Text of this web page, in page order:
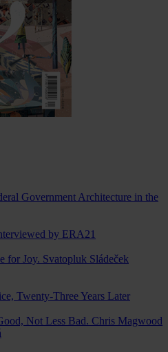
Government Architecture in the
by ERA21
for Joy. Svatopluk Sládeček
Twenty-Three Years Later
Not Less Bad. Chris Magwood